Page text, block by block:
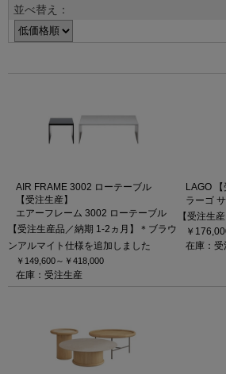
並べ替え：
AIR FRAME 3002 ローテーブル
【受注生産】
エアーフレーム 3002 ローテーブル
【受注生産品／納期 1-2ヵ月】＊ブラウ
ンアルマイト仕様を追加しました
￥149,600～ ￥418,000
在庫：受注生産
LAGO 【
ラーゴ
【受注生
￥
在庫：受